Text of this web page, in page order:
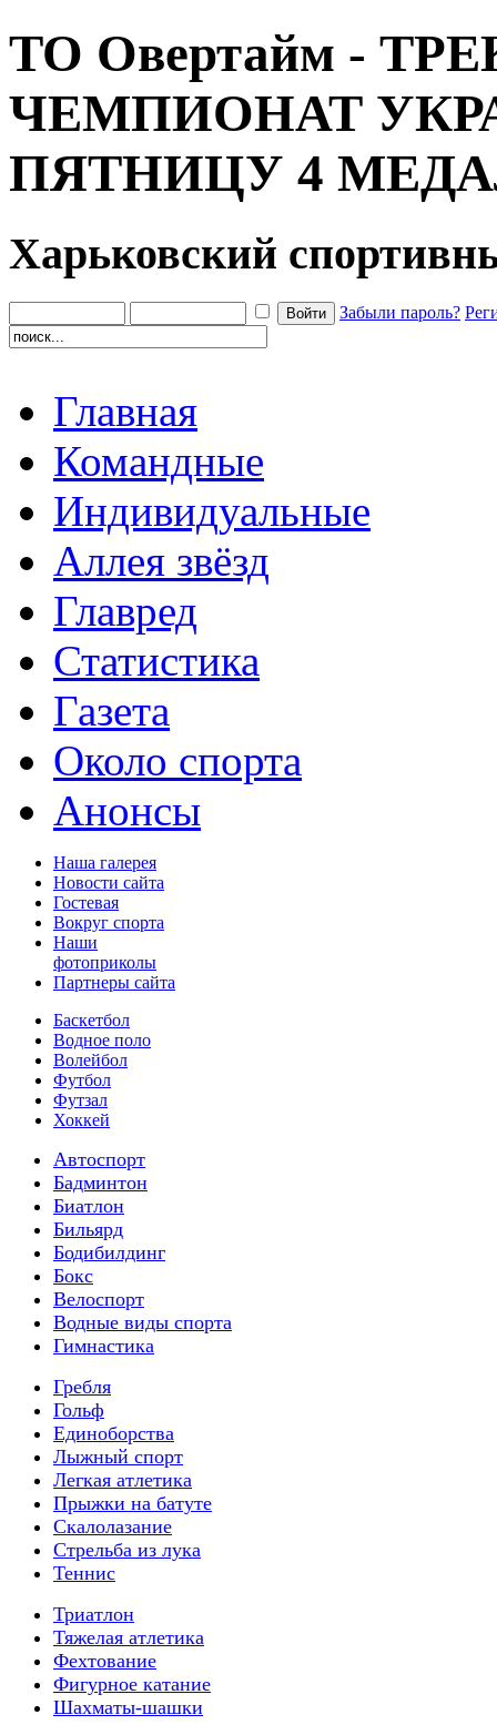
ТО Овертайм -
ЧЕМПИОНАТ
ПЯТНИЦУ 4
Харьковский
Забыли пароль?
Главная
Командные
Индивидуальные
Аллея звёзд
Главред
Статистика
Газета
Около спорта
Анонсы
Наша галерея
Новости сайта
Гостевая
Вокруг спорта
Наши
фотоприколы
Партнеры сайта
Баскетбол
Водное поло
Волейбол
Футбол
Футзал
Хоккей
Автоспорт
Бадминтон
Биатлон
Бильярд
Бодибилдинг
Бокс
Велоспорт
Водные виды спорта
Гимнастика
Гребля
Гольф
Единоборства
Лыжный спорт
Легкая атлетика
Прыжки на батуте
Скалолазание
Стрельба из лука
Теннис
Триатлон
Тяжелая атлетика
Фехтование
Фигурное катание
Шахматы-шашки